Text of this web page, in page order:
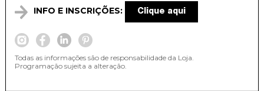
INFO E INSCRIÇÕES: Clique aqui
Todas as informações são de responsabilidade da Loja.
Programação sujeita a alteração.